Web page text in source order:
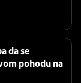
da se
pohodu na